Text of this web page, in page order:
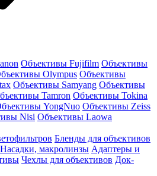
Объективы Fujifilm Объективы
Olympus Объективы
Объективы Samyang Объективы
Tamron Объективы Tokina
YongNuo Объективы Zeiss
Nisi Объективы Laowa
Бленды для объективов
Насадки, макролинзы Адаптеры и
Чехлы для объективов Док-